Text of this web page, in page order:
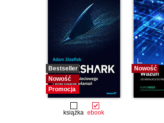
Bestseller
Nowość
Promocja
książka ebook
Nowość